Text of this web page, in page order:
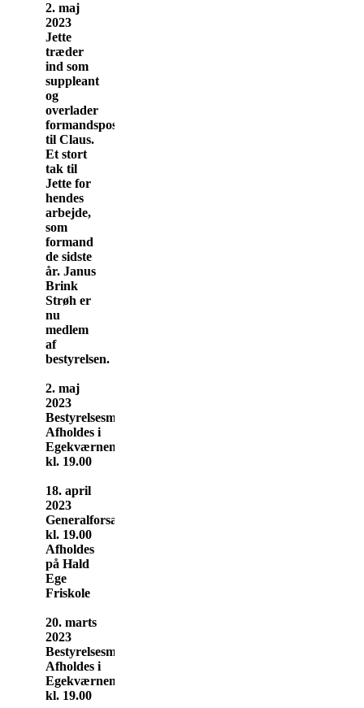
2. maj
2023
Jette
træder
ind som
suppleant
og
overlader
formandsposten
til Claus.
Et stort
tak til
Jette for
hendes
arbejde,
som
formand
de sidste
år. Janus
Brink
Strøh er
nu
medlem
af
bestyrelsen.
2. maj
2023
Bestyrelsesmøde
Afholdes i
Egekværnen
kl. 19.00
18. april
2023
Generalforsamling
kl. 19.00
Afholdes
på Hald
Ege
Friskole
20. marts
2023
Bestyrelsesmøde
Afholdes i
Egekværnen
kl. 19.00